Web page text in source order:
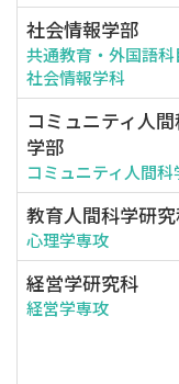
社会情報学部
共通教育・外国語科
社会情報学科
コミュニティ人
学部
コミュニティ人間科
教育人間科学研
心理学専攻
経営学研究科
経営学専攻